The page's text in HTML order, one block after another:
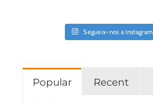
Segueix-nos a Instagram
Popular Recent